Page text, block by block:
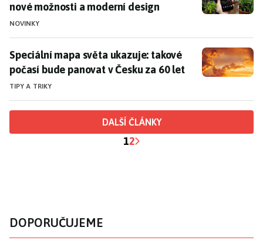
nové možnosti a moderní design
NOVINKY
Speciální mapa světa ukazuje: takové počasí bude
Speciální mapa světa ukazuje: takové
počasí bude panovat v Česku za 60 let
TIPY A TRIKY
DALŠÍ ČLÁNKY
12
DOPORUČUJEME